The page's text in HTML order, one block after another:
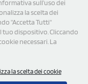
sull’uso dei
la scelta dei
"Accetta Tutti"
tuo dispositivo. Cliccando
necessari. La
la scelta dei cookie
MI-2110632